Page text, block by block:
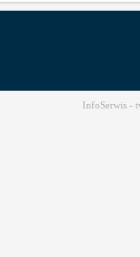
InfoSerwis -